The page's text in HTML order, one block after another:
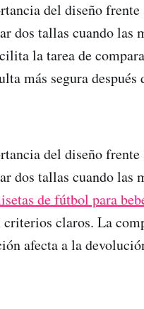
del diseño
dos tallas cuando las
la tarea de
más segura después
del diseño
dos tallas cuando las
de fútbol para
claros. La
afecta a la